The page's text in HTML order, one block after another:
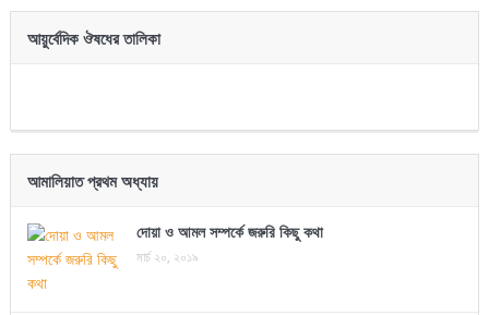
আয়ুর্বেদিক ঔষধের তালিকা
আমালিয়াত প্রথম অধ্যায়
দোয়া ও আমল সম্পর্কে জরুরি কিছু কথা
মার্চ ২০, ২০১৯